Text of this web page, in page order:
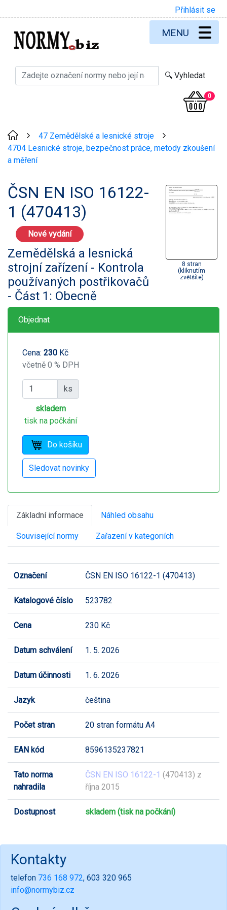
Přihlásit se
0
MENU
47 Zemědělské a lesnické stroje
4704 Lesnické stroje, bezpečnost práce, metody zkoušení
a měření
ČSN EN ISO 16122-
1 (470413)
Nové vydání
Zemědělská a lesnická
strojní zařízení - Kontrola
používaných postřikovačů
- Část 1: Obecně
8 stran
(kliknutím
zvětšíte)
Objednat
Cena: 230 Kč
včetně 0 % DPH
ks
skladem
tisk na počkání
Základní informace Náhled obsahu
Související normy Zařazení v kategoriích
Označení ČSN EN ISO 16122-1 (470413)
Katalogové číslo 523782
Cena 230 Kč
Datum schválení 1. 5. 2026
Datum účinnosti 1. 6. 2026
Jazyk čeština
Počet stran 20 stran formátu A4
EAN kód 8596135237821
Tato norma
nahradila
ČSN EN ISO 16122-1 (470413) z
října 2015
Dostupnost skladem (tisk na počkání)
Kontakty
telefon 736 168 972, 603 320 965
info@normybiz.cz